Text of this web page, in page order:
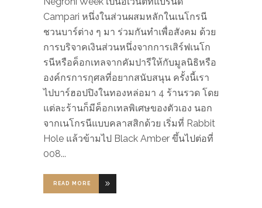
Campari หนึ่งในส่วนผสมหลักในเนโกรนี
ชวนบาร์ต่าง ๆ มา ร่วมกันทำเพื่อสังคม ด้วย
การบริจาคเงินส่วนหนึ่งจากการเสิร์ฟเนโก
รนีหรือค็อกเทลจากคัมปารีให้กับมูลนิธิหรือ
องค์กรการกุศลที่อยากสนับสนุน ครั้งนี้เรา
ไปบาร์ฮอปปิงในทองหล่อมา 4 ร้านรวด โดย
แต่ละร้านก็มีค็อกเทลพิเศษของตัวเอง นอก
จากเนโกรนีแบบคลาสสิกด้วย เริ่มที่ Rabbit
Hole แล้วข้ามไป Black Amber ขึ้นไปต่อที่
008
READ MORE